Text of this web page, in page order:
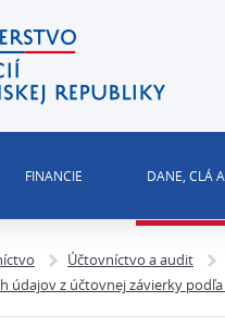
FINANCIE DANE, CLÁ
Účtovníctvo a audit
údajov z účtovnej závierky podľa